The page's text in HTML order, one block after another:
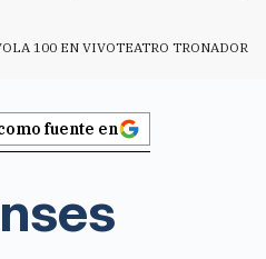
LA 100 EN VIVOTEATRO TRONADOR
fuente en